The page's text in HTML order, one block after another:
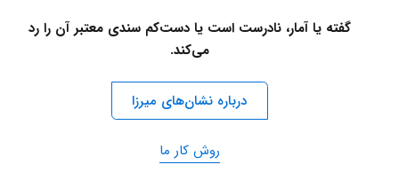
گفته یا آمار، نادرست است یا دست‌کم سندی معتبر آن را رد
می‌کند.
درباره نشان‌های میرزا
روش کار ما